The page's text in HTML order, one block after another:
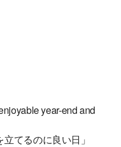
year-end and
てるのに良い日」